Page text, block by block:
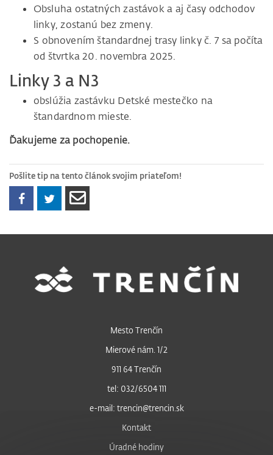
Obsluha ostatných zastávok a aj časy odchodov
linky, zostanú bez zmeny.
S obnovením štandardnej trasy linky č. 7 sa počíta
od štvrtka 20. novembra 2025.
Linky 3 a N3
obslúžia zastávku Detské mestečko na
štandardnom mieste.
Ďakujeme za pochopenie.
Pošlite tip na tento článok svojim priateľom!
Mesto Trenčín
Mierové nám. 1/2
911 64 Trenčín
tel: 032/6504 111
e-mail: trencin@trencin.sk
Kontakt
Úradné hodiny